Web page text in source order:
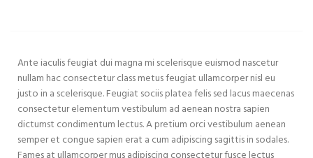
Ante iaculis feugiat dui magna mi scelerisque euismod nascetur
nullam hac consectetur class metus feugiat ullamcorper nisl eu
justo in a scelerisque. Feugiat sociis platea felis sed lacus maecenas
consectetur elementum vestibulum ad aenean nostra sapien
dictumst condimentum lectus. A pretium orci vestibulum aenean
semper et congue sapien erat a cum adipiscing sagittis in sodales.